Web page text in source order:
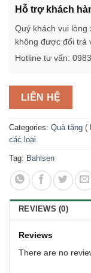
Hỗ trợ khách
Quý khách vui
không được đổi trả
Hotline tư vấn:
LIÊN HỆ
Categories: Quà tặng (
các loại
Tag: Bahlsen
REVIEWS (0)
Reviews
There are no